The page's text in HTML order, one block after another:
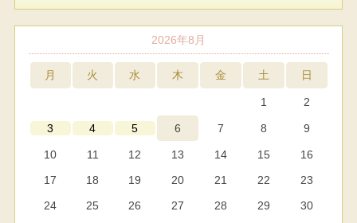
2026年8月
月 火 水 木 金 土 日
1 2
3 4 5 6 7 8 9
10 11 12 13 14 15
16
17
18 19 20 21 22
23
24
25 26 27 28 29
30